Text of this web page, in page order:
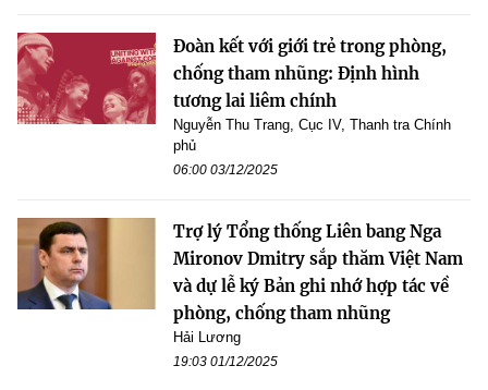
Đoàn kết với giới trẻ trong phòng,
chống tham nhũng: Định hình
tương lai liêm chính
Nguyễn Thu Trang, Cục IV, Thanh tra Chính
phủ
06:00 03/12/2025
Trợ lý Tổng thống Liên bang Nga
Mironov Dmitry sắp thăm Việt Nam
và dự lễ ký Bản ghi nhớ hợp tác về
phòng, chống tham nhũng
Hải Lương
19:03 01/12/2025